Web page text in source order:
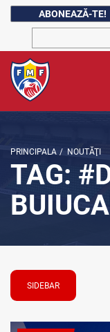
ABONEAZĂ-TE!
PRINCIPALA / NOUTĂŢI
TAG:
SIDEBAR